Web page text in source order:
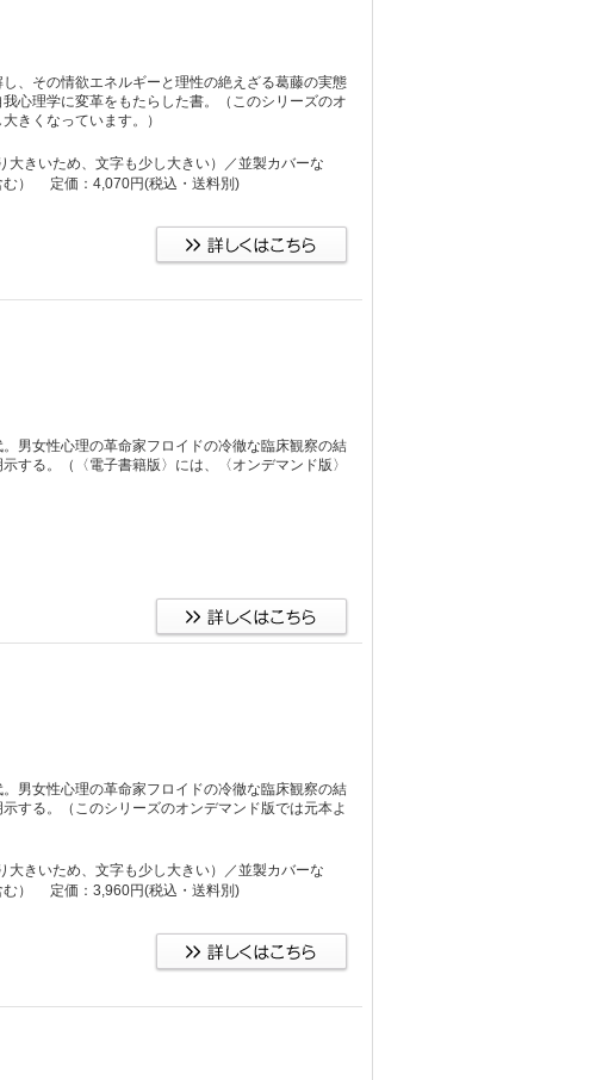
、その情欲エネルギーと理性の絶えざる葛藤の実態
心理学に変革をもたらした書。（このシリーズのオ
きくなっています。）
きいため、文字も少し大きい）／並製カバーな
む） 定価：4,070円(税込・送料別)
男女性心理の革命家フロイドの冷徹な臨床観察の結
する。（〈電子書籍版〉には、〈オンデマンド版〉
男女性心理の革命家フロイドの冷徹な臨床観察の結
する。（このシリーズのオンデマンド版では元本よ
きいため、文字も少し大きい）／並製カバーな
む） 定価：3,960円(税込・送料別)